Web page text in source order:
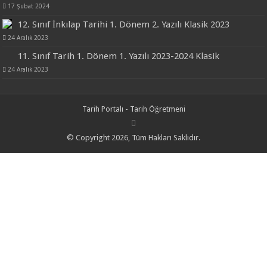
17 Şubat 2024
12. Sınıf İnkılap Tarihi 1. Dönem 2. Yazılı Klasik 2023
24 Aralık 2023
11. Sınıf Tarih 1. Dönem 1. Yazılı 2023-2024 Klasik
24 Aralık 2023
Tarih Portalı - Tarih Öğretmeni
© Copyright 2026, Tüm Hakları Saklıdır.